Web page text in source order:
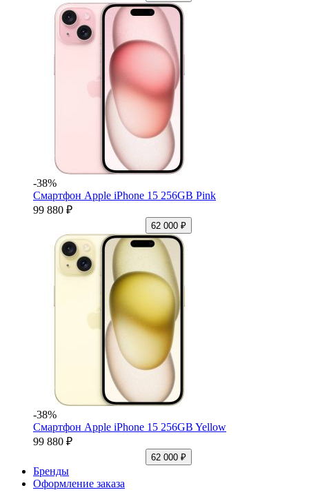
-38%
Смартфон Apple iPhone 15 256GB Pink
99 880 ₽
62 000 ₽
-38%
Смартфон Apple iPhone 15 256GB Yellow
99 880 ₽
62 000 ₽
Бренды
Оформление заказа